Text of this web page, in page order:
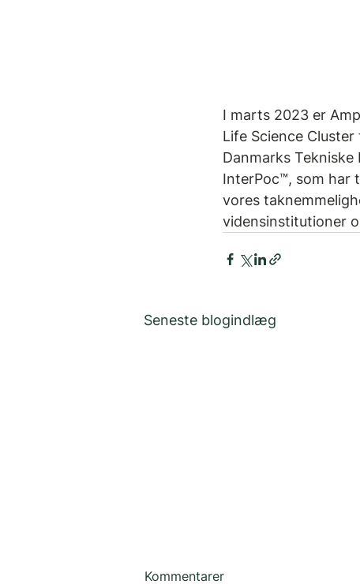
I marts 2023 er
Life Science
Danmarks
InterPoc™, som har
vores
vidensinstitutioner
Seneste blogindlæg
Kommentarer